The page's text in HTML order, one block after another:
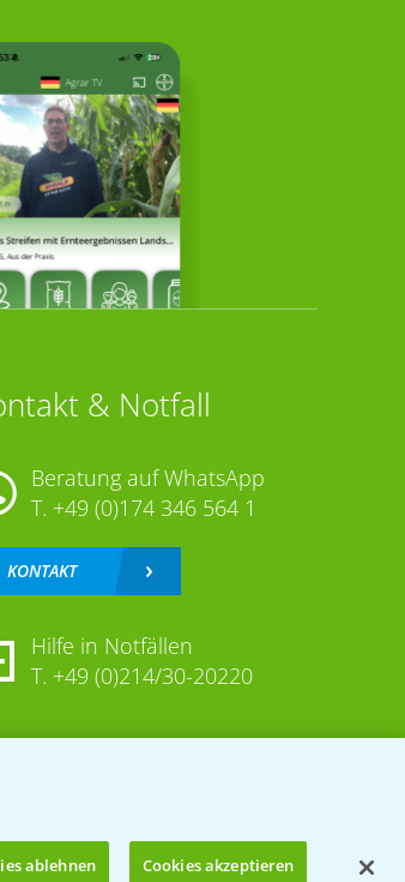
& Notfall
Beratung auf WhatsApp
T. +49 (0)174 346 564 1
KONTAKT
Hilfe in Notfällen
T. +49 (0)214/30-20220
ablehnen Cookies akzeptieren